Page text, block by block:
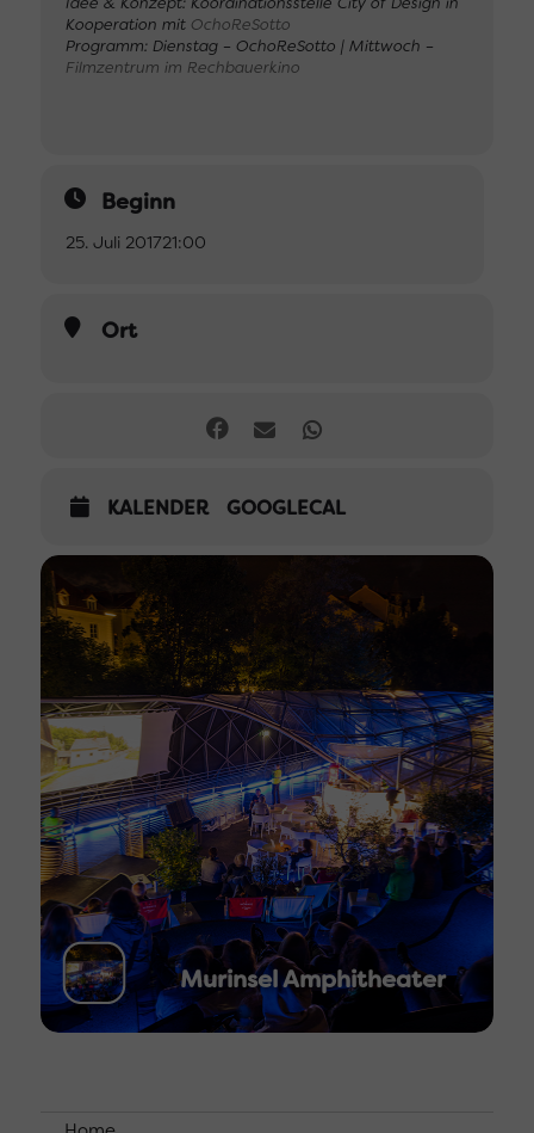
Kooperation mit OchoReSotto
Programm: Dienstag – OchoReSotto | Mittwoch –
Filmzentrum im Rechbauerkino
Beginn
25. Juli 201721:00
Ort
KALENDER GOOGLECAL
Murinsel Amphitheater